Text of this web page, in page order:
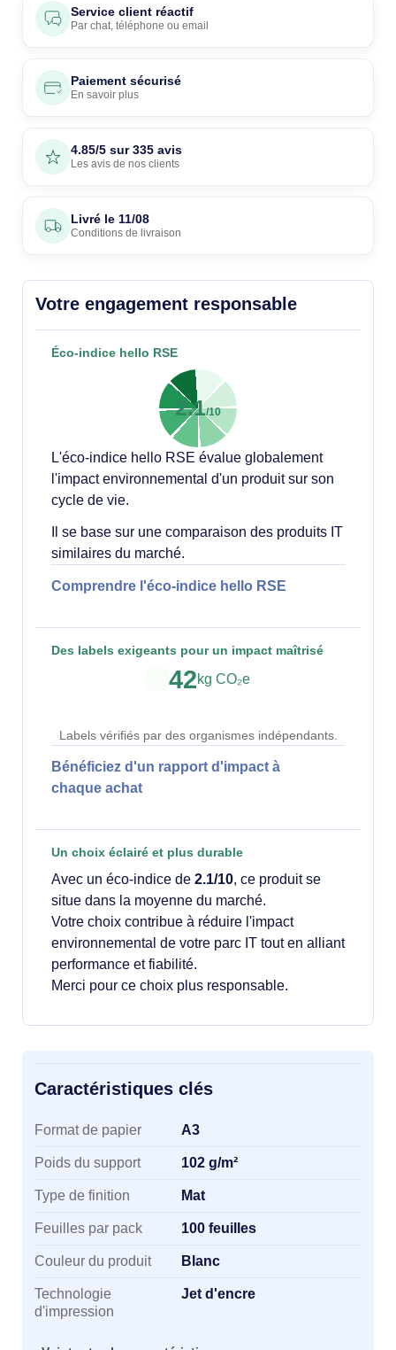
Service client réactif
Par chat, téléphone ou email
Paiement sécurisé
En savoir plus
4.85/5 sur 335 avis
Les avis de nos clients
Livré le 11/08
Conditions de livraison
Votre engagement responsable
Éco-indice hello RSE
2.1/10
L'éco-indice hello RSE évalue globalement
l'impact environnemental d'un produit sur son
cycle de vie.
Il se base sur une comparaison des produits IT
similaires du marché.
Comprendre l'éco-indice hello RSE
Des labels exigeants pour un impact maîtrisé
42kg CO₂e
Labels vérifiés par des organismes indépendants.
Bénéficiez d'un rapport d'impact à
chaque achat
Un choix éclairé et plus durable
Avec un éco-indice de 2.1/10, ce produit se
situe dans la moyenne du marché.
Votre choix contribue à réduire l'impact
environnemental de votre parc IT tout en alliant
performance et fiabilité.
Merci pour ce choix plus responsable.
Caractéristiques clés
Caractéristiques clés
Format de papier A3
Poids du support 102 g/m²
Type de finition Mat
Feuilles par pack 100 feuilles
Couleur du produit Blanc
Technologie
d'impression
Jet d'encre